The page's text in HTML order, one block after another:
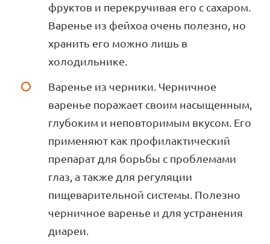
фруктов и перекручивая его с сахаром.
Варенье из фейхоа очень полезно, но
хранить его можно лишь в
холодильнике.
Варенье из черники. Черничное
варенье поражает своим насыщенным,
глубоким и неповторимым вкусом. Его
применяют как профилактический
препарат для борьбы с проблемами
глаз, а также для регуляции
пищеварительной системы. Полезно
черничное варенье и для устранения
диареи.